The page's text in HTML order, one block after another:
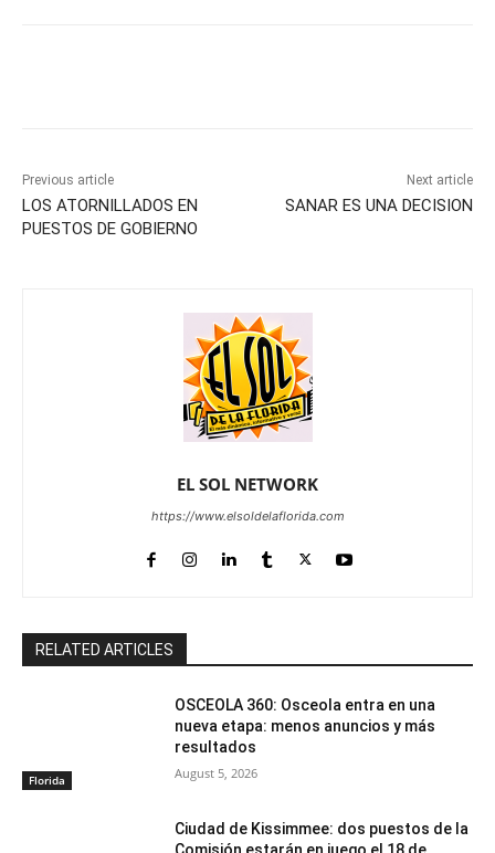
Previous article
LOS ATORNILLADOS EN
PUESTOS DE GOBIERNO
Next article
SANAR ES UNA DECISION
EL SOL NETWORK
https://www.elsoldelaflorida.com
RELATED ARTICLES
Florida
OSCEOLA 360: Osceola entra en una
nueva etapa: menos anuncios y más
resultados
August 5, 2026
Ciudad de Kissimmee: dos puestos de la